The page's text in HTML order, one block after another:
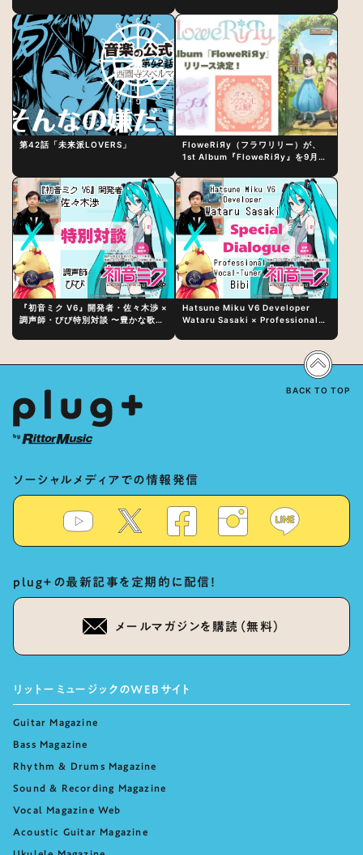
制作秘話
第42話「未来派LOVERS」
FloweRiЯy（フラワリリー）が、
1st Album『FloweRiЯy』を9月23
『初音ミク V6』開発者・佐々木渉 ×
調声師・びび特別対談 〜豊かな歌声
Hatsune Miku V6 Developer
Wataru Sasaki × Professional
Vocal Expression Lies in “Love
for the singing characters” and
ソーシャルメディアでの情報発信
plug+の最新記事を定期的に配信！
メールマガジンを購読（無料）
リットーミュージックのWEBサイト
Guitar Magazine
Bass Magazine
Rhythm & Drums Magazine
Sound & Recording Magazine
Vocal Magazine Web
Acoustic Guitar Magazine
BACK TO TOP